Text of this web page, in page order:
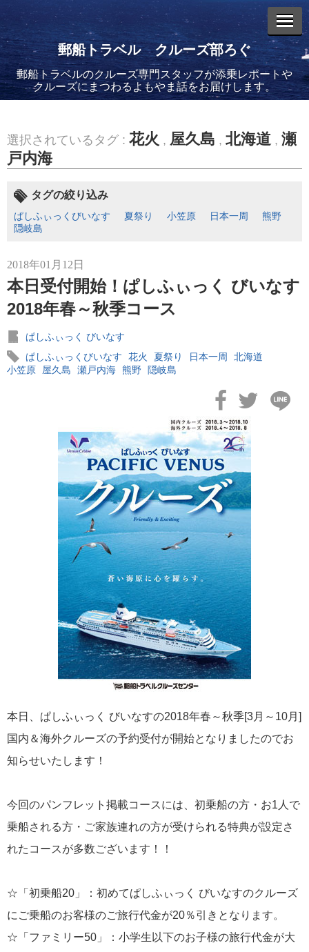
郵船トラベル クルーズ部ろぐ
郵船トラベルのクルーズ専門スタッフが添乗レポートや
クルーズにまつわるよもやま話をお届けします。
選択されているタグ : 花火 , 屋久島 , 北海道, 瀬
戸内海
タグの絞り込み
ぱしふぃっくびいなす 夏祭り 小笠原 日本一周
熊野
隠岐島
2018年01月12日
本日受付開始！ぱしふぃっく びいなす
2018年春～秋季コース
ぱしふぃっく びいなす
ぱしふぃっくびいなす
花火 夏祭り 日本一周
北海道
小笠原
屋久島 瀬戸内海 熊野 隠岐島
本日、ぱしふぃっく びいなすの2018年春～秋季[3月～10月]
国内＆海外クルーズの予約受付が開始となりましたのでお
知らせいたします！
今回のパンフレット掲載コースには、初乗船の方・お1人で
乗船される方・ご家族連れの方が受けられる特典が設定さ
れたコースが多数ございます！！
☆「初乗船20」：初めてぱしふぃっく びいなすのクルーズ
にご乗船のお客様のご旅行代金が20％引きとなります。
☆「ファミリー50」：小学生以下のお子様の旅行代金が大
エントリーリスト
バイキング・エデンに乗船してきました！(2)
2026年08月05日
バイキング・エデンに乗船してきました！(1)
飛鳥II アジアグランドクルーズおかえりなさい！
飛鳥II 2027年オセアニアグランドクルーズ発表！
2026年02月04日
飛鳥II 小山薫堂×飛鳥II～洋上の大人の文化祭～本日発売です
飛鳥II シンガポール寄港中です！
ねずみ君のつぶやき♪
世界一周クルーズ
飛鳥II 2018年世界一周クルーズ